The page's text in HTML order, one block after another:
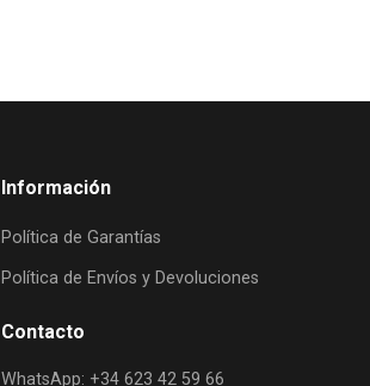
Información
Política de Garantías
Política de Envíos y Devoluciones
Contacto
WhatsApp: +34 623 42 59 66